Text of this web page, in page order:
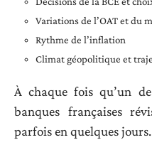
Variations de l’OAT et du
Rythme de l’inflation
Climat géopolitique et
À chaque fois qu’un
banques françaises
parfois en quelques